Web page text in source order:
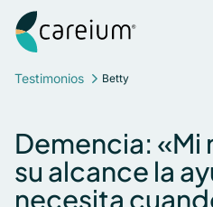
Ir al contenido
Careium Spain
Buscar:
Testimonios Betty
Demencia: «Mi
su alcance la
necesita